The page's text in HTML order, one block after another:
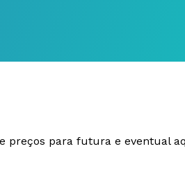
preços para futura e eventual